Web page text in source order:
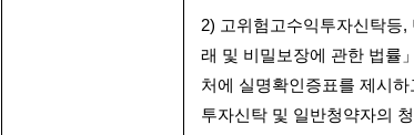
2) 고위험고수익투자신탁등,
래 및 비밀보장에 관한 법률
처에 실명확인증표를 제시
투자신탁 및 일반청약자의 청